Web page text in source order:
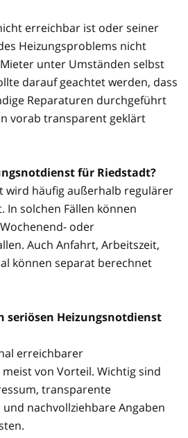
erreichbar ist oder seiner
Heizungsproblems nicht
unter Umständen selbst
darauf geachtet werden, dass
Reparaturen durchgeführt
vorab transparent geklärt
für Riedstadt?
wird häufig außerhalb regulärer
In solchen Fällen können
oder
Auch Anfahrt, Arbeitszeit,
können separat berechnet
seriösen Heizungsnotdienst
erreichbarer
von Vorteil. Wichtig sind
transparente
nachvollziehbare Angaben